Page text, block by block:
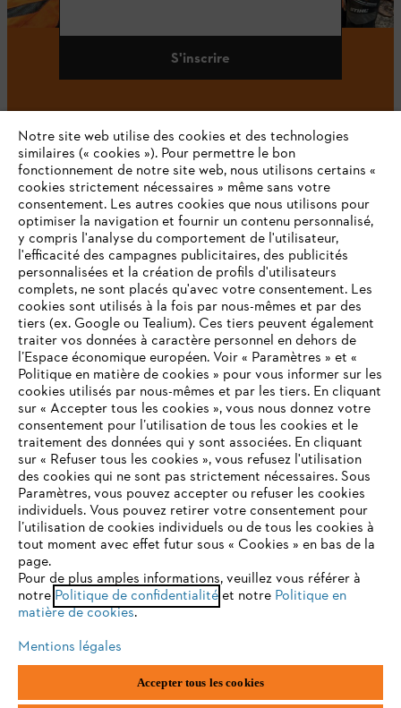
S'inscrire
#STIHL
L'Entreprise
STIHL FAQ
Contact
Politique de protection des données
Mentions légales Utilisation des cookies
ANDREAS STIHL NV, Veurtstraat 117, 2870 Puurs-Sint-Amands,
België/Belgique
VOTRE NAVIGATEUR INTERNET
N'EST PLUS PRIS EN CHARGE
Vous utilisez un navigateur Internet que nous ne prenons plus
en charge, et certaines fonctionnalités de notre site ne
peuvent fonctionner correctement. Pour une utilisation
optimale de notre site, nous vous recommandons de passer à
l'un des navigateurs suivants :
firefox chrome
Notre site web utilise des cookies et des technologies
similaires (« cookies »). Pour permettre le bon
fonctionnement de notre site web, nous utilisons certains «
cookies strictement nécessaires » même sans votre
consentement. Les autres cookies que nous utilisons pour
optimiser la navigation et fournir un contenu personnalisé,
y compris l'analyse du comportement de l'utilisateur,
l'efficacité des campagnes publicitaires, des publicités
personnalisées et la création de profils d'utilisateurs
complets, ne sont placés qu'avec votre consentement. Les
cookies sont utilisés à la fois par nous-mêmes et par des
tiers (ex. Google ou Tealium). Ces tiers peuvent également
traiter vos données à caractère personnel en dehors de
l’Espace économique européen. Voir « Paramètres » et «
Politique en matière de cookies » pour vous informer sur les
cookies utilisés par nous-mêmes et par les tiers. En cliquant
sur « Accepter tous les cookies », vous nous donnez votre
consentement pour l’utilisation de tous les cookies et le
traitement des données qui y sont associées. En cliquant
sur « Refuser tous les cookies », vous refusez l'utilisation
des cookies qui ne sont pas strictement nécessaires. Sous
Paramètres, vous pouvez accepter ou refuser les cookies
individuels. Vous pouvez retirer votre consentement pour
l’utilisation de cookies individuels ou de tous les cookies à
tout moment avec effet futur sous « Cookies » en bas de la
page.
Pour de plus amples informations, veuillez vous référer à
notre Politique de confidentialitéet notre Politique en
matière de cookies.
Mentions légales
Accepter tous les cookies